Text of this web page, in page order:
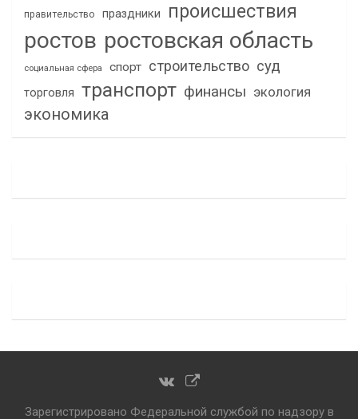
правительство праздники происшествия
ростов ростовская область
социальная сфера спорт строительство суд
торговля транспорт финансы экология
экономика
Зарегистрировано Федеральной службой по надзору в